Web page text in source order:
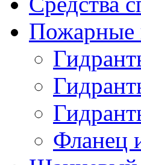
Пожарные
Фланец